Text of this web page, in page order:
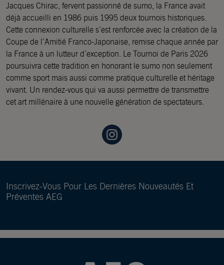
Jacques Chirac, fervent passionné de sumo, la France avait
déjà accueilli en 1986 puis 1995 deux tournois historiques.
Cette connexion culturelle s’est renforcée avec la création de la
Coupe de l’Amitié Franco-Japonaise, remise chaque année par
la France à un lutteur d’exception. Le Tournoi de Paris 2026
poursuivra cette tradition en honorant le sumo non seulement
comme sport mais aussi comme pratique culturelle et héritage
vivant. Un rendez-vous qui va aussi permettre de transmettre
cet art millénaire à une nouvelle génération de spectateurs.
Inscrivez-Vous Pour Les Dernières Nouveautés Et
Préventes AEG